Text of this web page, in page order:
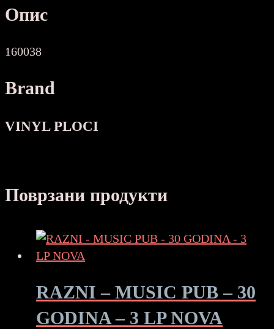
(LP)
количина
Опис
160038
Brand
VINYL PLOCI
Поврзани продукти
RAZNI – MUSIC PUB – 30
GODINA – 3 LP NOVA